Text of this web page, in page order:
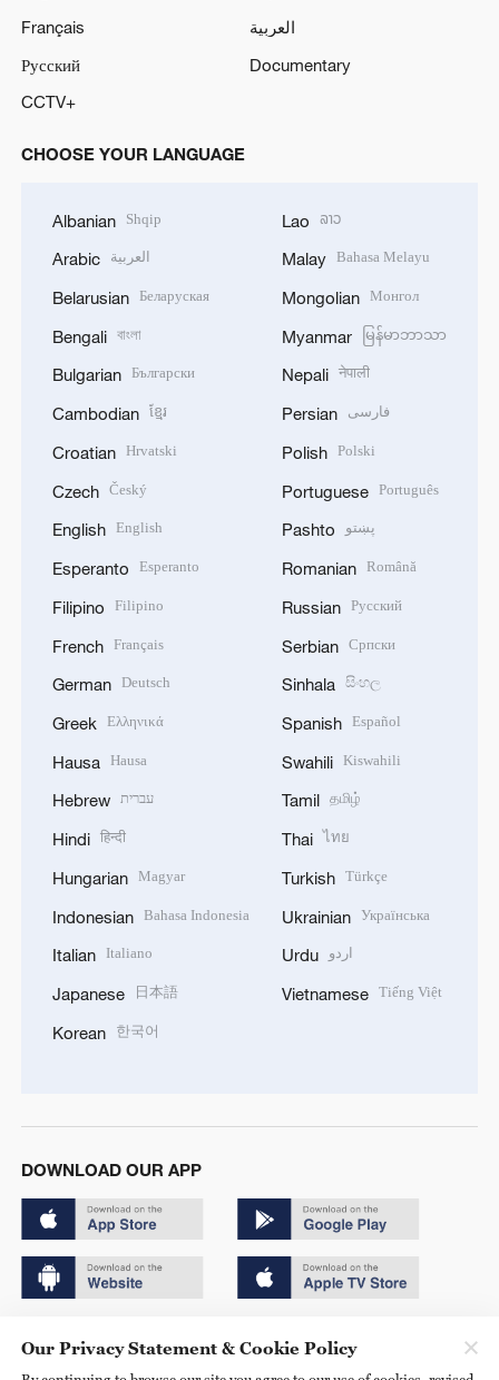
Français
العربية
Русский
Documentary
CCTV+
CHOOSE YOUR LANGUAGE
Albanian Shqip
Arabic العربية
Belarusian Беларуская
Bengali বাংলা
Bulgarian Български
Cambodian ខ្មែរ
Croatian Hrvatski
Czech Český
English English
Esperanto Esperanto
Filipino Filipino
French Français
German Deutsch
Greek Ελληνικά
Hausa Hausa
Hebrew עברית
Hindi हिन्दी
Hungarian Magyar
Indonesian Bahasa Indonesia
Italian Italiano
Japanese 日本語
Korean 한국어
Lao ລາວ
Malay Bahasa Melayu
Mongolian Монгол
Myanmar မြန်မာဘာသာ
Nepali नेपाली
Persian فارسی
Polish Polski
Portuguese Português
Pashto پښتو
Romanian Română
Russian Русский
Serbian Српски
Sinhala සිංහල
Spanish Español
Swahili Kiswahili
Tamil தமிழ்
Thai ไทย
Turkish Türkçe
Ukrainian Українська
Urdu اردو
Vietnamese Tiếng Việt
DOWNLOAD OUR APP
京ICP备20000184号
Our Privacy Statement & Cookie Policy